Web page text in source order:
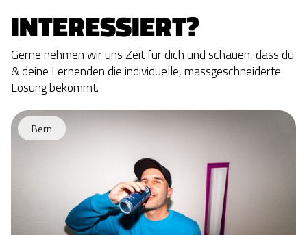
INTERESSIERT?
Gerne nehmen wir uns Zeit für dich und schauen, dass du
& deine Lernenden die individuelle, massgeschneiderte
Lösung bekommt.
Bern